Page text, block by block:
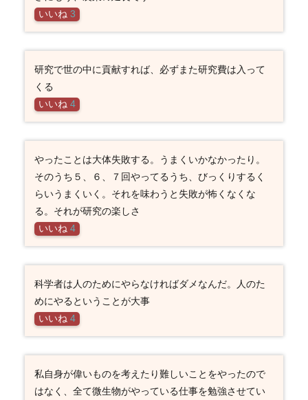
いいね 3
研究で世の中に貢献すれば、必ずまた研究費は入って
くる
いいね 4
やったことは大体失敗する。うまくいかなかったり。
そのうち５、６、７回やってるうち、びっくりするく
らいうまくいく。それを味わうと失敗が怖くなくな
る。それが研究の楽しさ
いいね 4
科学者は人のためにやらなければダメなんだ。人のた
めにやるということが大事
いいね 4
私自身が偉いものを考えたり難しいことをやったので
はなく、全て微生物がやっている仕事を勉強させてい